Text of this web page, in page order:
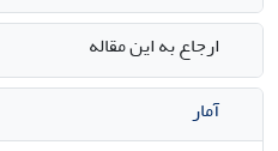
ارجاع به این مقاله
آمار